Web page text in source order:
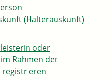
(Halterauskunft)
oder
Rahmen der
registrieren